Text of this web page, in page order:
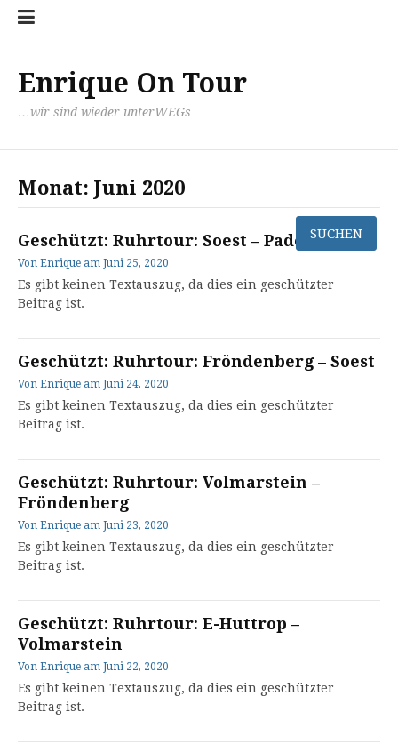
Zum
Inhalt
Paul
Enrique On Tour
…wir sind wieder unterWEGs
Monat: Juni 2020
Geschützt: Ruhrtour: Soest – Paderborn
Von Enrique am Juni 25, 2020
Es gibt keinen Textauszug, da dies ein geschützter
Beitrag ist.
Geschützt: Ruhrtour: Fröndenberg – Soest
Von Enrique am Juni 24, 2020
Es gibt keinen Textauszug, da dies ein geschützter
Beitrag ist.
Geschützt: Ruhrtour: Volmarstein –
Fröndenberg
Von Enrique am Juni 23, 2020
Es gibt keinen Textauszug, da dies ein geschützter
Beitrag ist.
Geschützt: Ruhrtour: E-Huttrop –
Volmarstein
Von Enrique am Juni 22, 2020
Es gibt keinen Textauszug, da dies ein geschützter
Beitrag ist.